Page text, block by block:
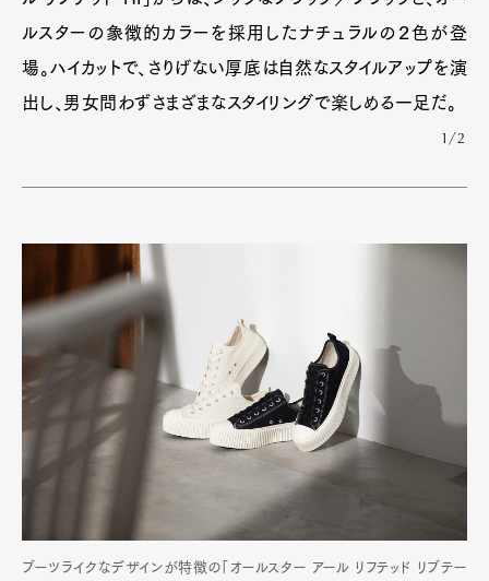
ルスターの象徴的カラーを採用したナチュラルの２色が登
場。ハイカットで、さりげない厚底は自然なスタイルアップを演
出し、男女問わずさまざまなスタイリングで楽しめる一足だ。
1/2
ブーツライクなデザインが特徴の「オールスター アール リフテッド リブテー